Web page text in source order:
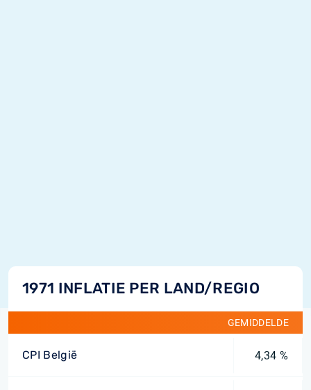
1971 INFLATIE PER LAND/REGIO
GEMIDDELDE
CPI België 4,34 %